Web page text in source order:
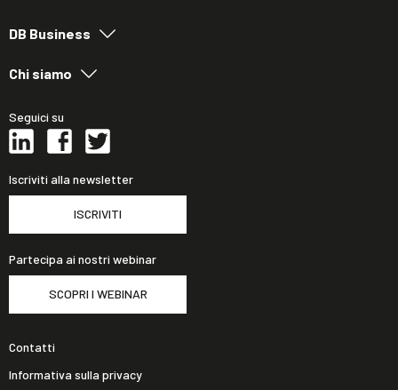
DB Business
Chi siamo
Seguici su
Iscriviti alla newsletter
ISCRIVITI
Partecipa ai nostri webinar
SCOPRI I WEBINAR
Contatti
Informativa sulla privacy